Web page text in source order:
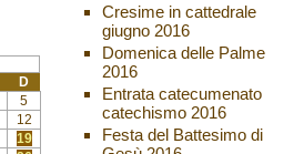
D
5
12
19
Cresime in cattedrale
giugno 2016
Domenica delle Palme
2016
Entrata catecumenato
catechismo 2016
Festa del Battesimo di